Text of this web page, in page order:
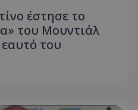
έστησε το
του Μουντιάλ
του